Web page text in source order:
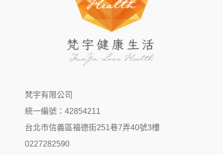
梵宇有限公司
統一編號：42854211
台北市信義區福德街251巷7弄40號3樓
0227282590